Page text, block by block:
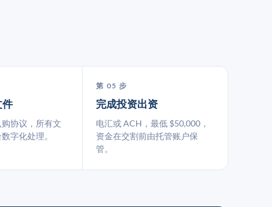
件
协议，所有文
字化处理。
第 05 步
完成投资出资
电汇或 ACH，最低 $50,000，
资金在交割前由托管账户保
管。